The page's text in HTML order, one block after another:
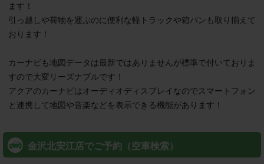
ます！
引っ越しや荷物を運ぶのに便利な軽トラックや箱バンも取り揃えて
おります！
カーナビも地図データは最新ではありませんが標準で付いておりま
すので大変リーズナブルです！
アクアのカーナビはオーディオディスプレイなのでスマートフォン
と連携して地図や音楽などを表示できる機能があります！
金沢北安江店でご予約（空車検索）